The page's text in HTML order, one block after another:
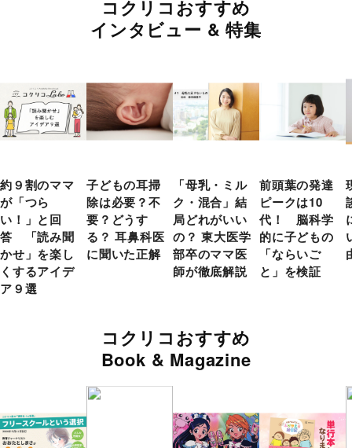
コクリコおすすめ
インタビュー & 特集
約９割のママ
が「つら
い！」と回
答 「読み聞
かせ」を楽し
くするアイデ
ア９選
子どもの耳掃
除は必要？不
要？どうす
る？ 耳鼻科医
に聞いた正解
「母乳・ミル
ク・混合」結
局どれがいい
の？ 東大医学
部卒のママ医
師が徹底解説
前頭葉の発達
ピークは10
代！ 脳科学
的に子どもの
「ならいご
と」を検証
コクリコおすすめ
Book & Magazine